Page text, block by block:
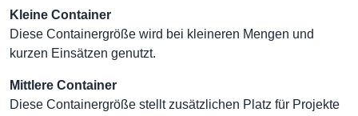
Kleine Container
Diese Containergröße wird bei kleineren Mengen und
kurzen Einsätzen genutzt.
Mittlere Container
Diese Containergröße stellt zusätzlichen Platz für Projekte